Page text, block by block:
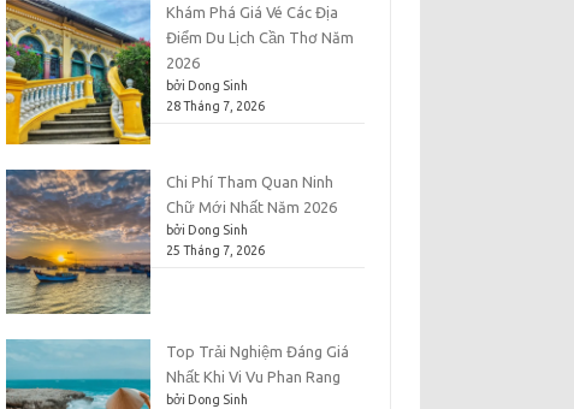
Khám Phá Giá Vé Các Địa
Điểm Du Lịch Cần Thơ Năm
2026
bởi Dong Sinh
28 Tháng 7, 2026
Chi Phí Tham Quan Ninh
Chữ Mới Nhất Năm 2026
bởi Dong Sinh
25 Tháng 7, 2026
Top Trải Nghiệm Đáng Giá
Nhất Khi Vi Vu Phan Rang
bởi Dong Sinh